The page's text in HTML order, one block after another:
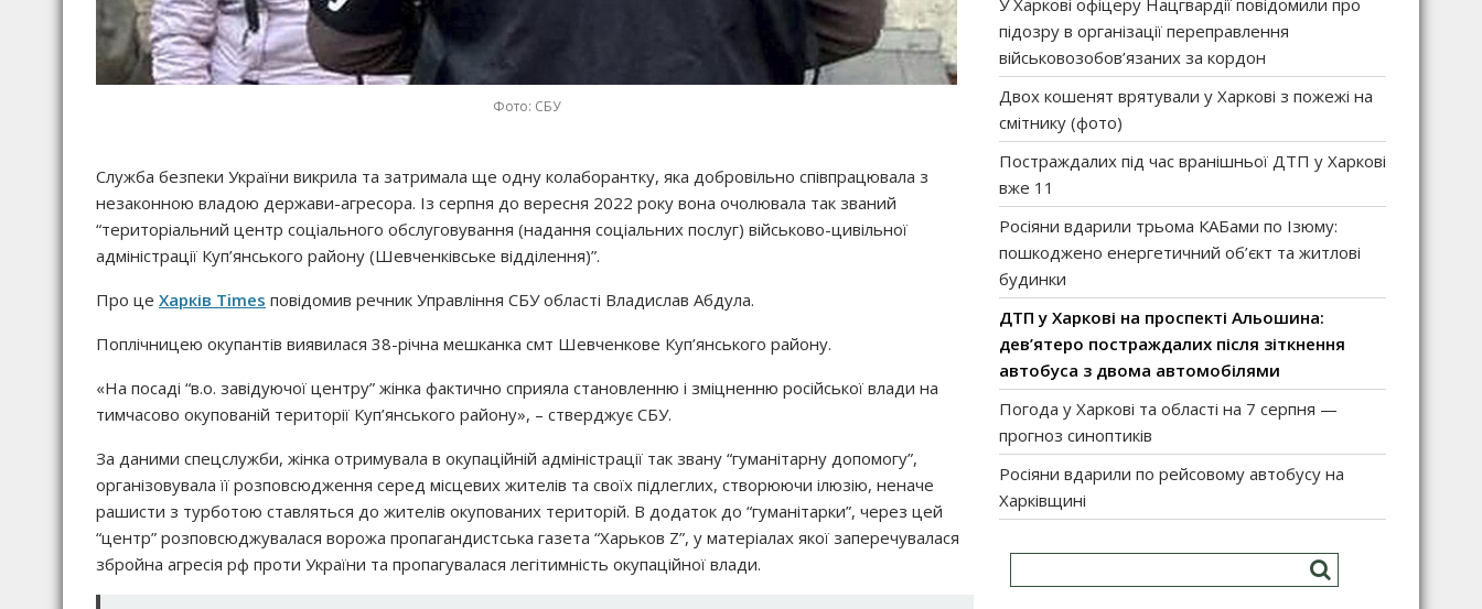
Фото: СБУ
Служба безпеки України викрила та затримала ще одну колаборантку, яка добровільно співпрацювала з
незаконною владою держави-агресора. Із серпня до вересня 2022 року вона очолювала так званий
“територіальний центр соціального обслуговування (надання соціальних послуг) військово-цивільної
адміністрації Куп’янського району (Шевченківське відділення)”.
Про це Харків Times повідомив речник Управління СБУ області Владислав Абдула.
Поплічницею окупантів виявилася 38-річна мешканка смт Шевченкове Куп’янського району.
«На посаді “в.о. завідуючої центру” жінка фактично сприяла становленню і зміцненню російської влади на
тимчасово окупованій території Куп’янського району», – стверджує СБУ.
За даними спецслужби, жінка отримувала в окупаційній адміністрації так звану “гуманітарну допомогу”,
організовувала її розповсюдження серед місцевих жителів та своїх підлеглих, створюючи ілюзію, неначе
рашисти з турботою ставляться до жителів окупованих територій. В додаток до “гуманітарки”, через цей
“центр” розповсюджувалася ворожа пропагандистська газета “Харьков Z”, у матеріалах якої заперечувалася
збройна агресія рф проти України та пропагувалася легітимність окупаційної влади.
У Харкові офіцеру Нацгвардії повідомили про
підозру в організації переправлення
військовозобов’язаних за кордон
Двох кошенят врятували у Харкові з пожежі на
смітнику (фото)
Постраждалих під час вранішньої ДТП у Харкові
вже 11
Росіяни вдарили трьома КАБами по Ізюму:
пошкоджено енергетичний об’єкт та житлові
будинки
ДТП у Харкові на проспекті Альошина:
дев’ятеро постраждалих після зіткнення
автобуса з двома автомобілями
Погода у Харкові та області на 7 серпня —
прогноз синоптиків
Росіяни вдарили по рейсовому автобусу на
Харківщині